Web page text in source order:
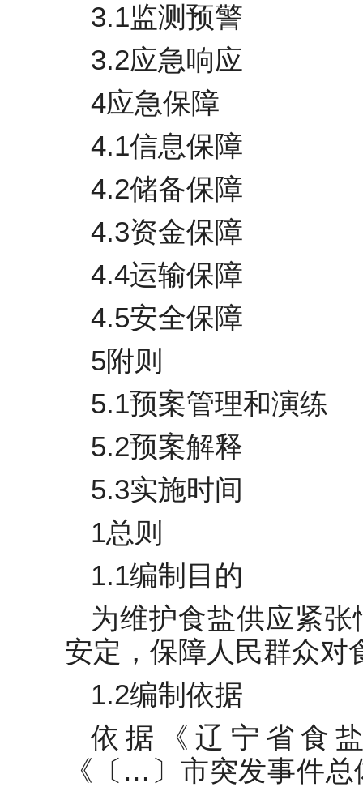
3.1监测预警
3.2应急响应
4应急保障
4.1信息保障
4.2储备保障
4.3资金保障
4.4运输保障
4.5安全保障
5附则
5.1预案管理和演练
5.2预案解释
5.3实施时间
1总则
1.1编制目的
为维护食盐供应紧
安定，保障人民群众对
1.2编制依据
依据《辽宁省食
《〔…〕市突发事件